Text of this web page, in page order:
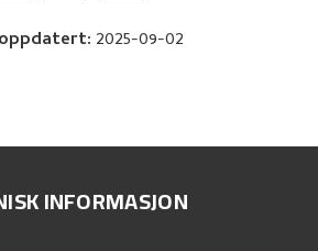
: 2025-09-02
INFORMASJON